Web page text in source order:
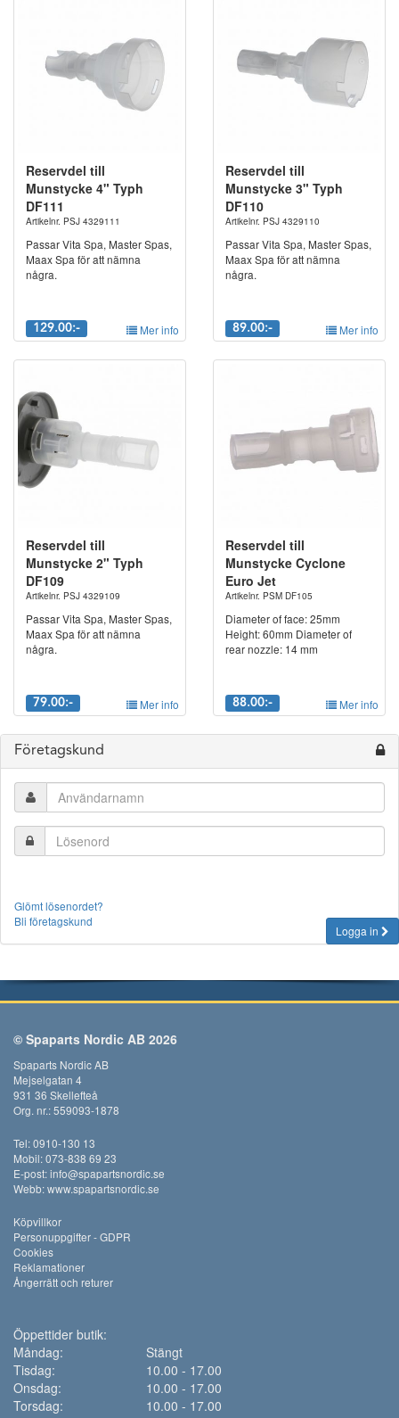
Reservdel till
Munstycke 4" Typh
DF111
Artikelnr. PSJ 4329111
Passar Vita Spa, Master Spas,
Maax Spa för att nämna
några.
129.00:- Mer info
Reservdel till
Munstycke 3" Typh
DF110
Artikelnr. PSJ 4329110
Passar Vita Spa, Master Spas,
Maax Spa för att nämna
några.
89.00:- Mer info
Reservdel till
Munstycke 2" Typh
DF109
Artikelnr. PSJ 4329109
Passar Vita Spa, Master Spas,
Maax Spa för att nämna
några.
79.00:- Mer info
Reservdel till
Munstycke Cyclone
Euro Jet
Artikelnr. PSM DF105
Diameter of face: 25mm
Height: 60mm Diameter of
rear nozzle: 14 mm
88.00:- Mer info
Företagskund
Glömt lösenordet?
Bli företagskund
Logga in
© Spaparts Nordic AB 2026
Spaparts Nordic AB
Mejselgatan 4
931 36 Skellefteå
Org. nr.: 559093-1878
Tel: 0910-130 13
Mobil: 073-838 69 23
E-post:info@spapartsnordic.se
Webb:www.spapartsnordic.se
Köpvillkor
Personuppgifter - GDPR
Cookies
Reklamationer
Ångerrätt och returer
Öppettider butik:
Måndag:
Stängt
Tisdag:
10.00 - 17.00
Onsdag:
10.00 - 17.00
Torsdag:
10.00 - 17.00